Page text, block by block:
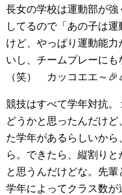
長女の学校は運動部が
してるので「あの子は
けど、やっぱり運動能
いし、チームプレーに
（笑） カッコエエ～
競技はすべて学年対抗
どうかと思ったんだけ
た学年があるらしいか
ら。できたら、縦割り
と思うんだけどな。先
学年によってクラス数